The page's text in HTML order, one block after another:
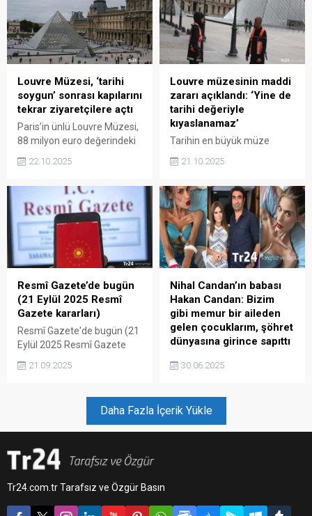
ederek ateşkesi ihlal
etmekle suçladı. İsrail
Başbakanı Netanyahu,
gelişmeler üzerine güvenlik
yetkilileriyle acil toplantı
yapacak.
Louvre Müzesi, ‘tarihi
soygun’ sonrası kapılarını
tekrar ziyaretçilere açtı
Paris’in ünlü Louvre Müzesi,
88 milyon euro değerindeki
çalındığı soygunun ardından
ziyaretçilere açtı. Müze
Müdürü Laurence des
Cars'ın, güvenlik önlemleri
konusunda Senato Kültür
Komitesi’nde sorgulanacağı
belirtildi.
22.10.2025
Louvre müzesinin maddi
zararı açıklandı: ‘Yine de
tarihi değeriyle
kıyaslanamaz’
Tarihin en büyük müze
Louvre Müzesi soygununun
euro olduğu açıklandı.
21.10.2025
Resmî Gazete’de bugün
(21 Eylül 2025 Resmî
Gazete kararları)
Resmî Gazete'de bugün (21
Eylül 2025 Resmî Gazete
21.09.2025
Nihal Candan’ın babası
Hakan Candan: Bizim
gibi memur bir aileden
gelen çocuklarım, şöhret
dünyasına girince sapıttı
Hakan Candan: Bizim gibi
çocuklarım, şöhret
dünyasına girince sapıttı
30.06.2025
Daha Fazla İçerik Yükle
Tr24.com.tr Tarafsız ve Özgür Basın